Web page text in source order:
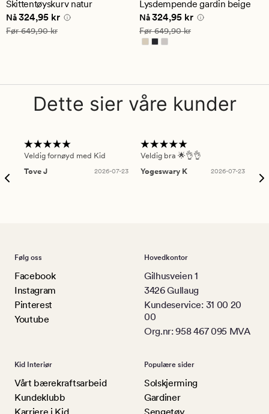
gjennomsnittlig
vurdering
på
4.5
Skittentøyskurv natur
Nåværende pris
Nå324,95 kr
Vanlig pris 649,90 kr
Før649,90 kr
gjennomsnittlig
vurdering
på
4
Lysdempende gardin beige
Nåværende pris
Nå324,95 kr
Vanlig pris 649,90 kr
Før649,90 kr
Dette sier våre kunder
Veldig fornøyd med Kid
Tove J
2026-07-23
Veldig bra 🌟👌👌
Yogeswary K
2026-07-23
Følg oss
Facebook
Instagram
Pinterest
Youtube
Hovedkontor
Gilhusveien 1
3426 Gullaug
Kundeservice: 31 00 20
00
Org.nr: 958 467 095 MVA
Kid Interiør
Vårt bærekraftsarbeid
Kundeklubb
Karriere i Kid
Populære sider
Solskjerming
Gardiner
Sengetøy